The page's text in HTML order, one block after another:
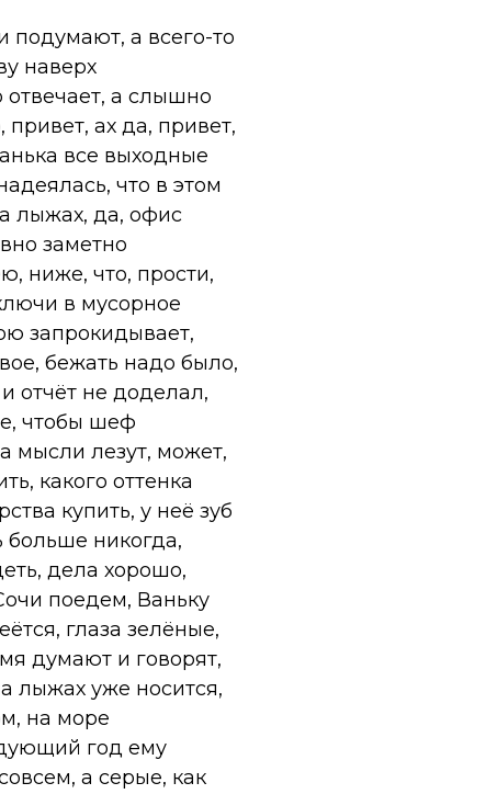
подумают, а всего-то
наверх
отвечает, а слышно
ах да, привет,
все выходные
что в этом
лыжах, да, офис
заметно
ниже, что, прости,
в мусорное
запрокидывает,
бежать надо было,
отчёт не доделал,
чтобы шеф
мысли лезут, может,
какого оттенка
купить, у неё зуб
больше никогда,
дела хорошо,
поедем, Ваньку
глаза зелёные,
думают и говорят,
лыжах уже носится,
на море
год ему
а серые, как